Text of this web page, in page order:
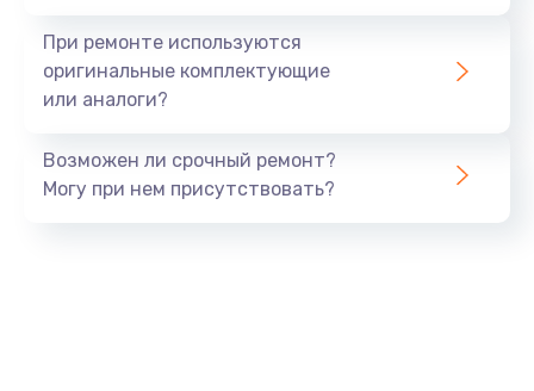
При ремонте используются
оригинальные комплектующие
или аналоги?
Возможен ли срочный ремонт?
Могу при нем присутствовать?